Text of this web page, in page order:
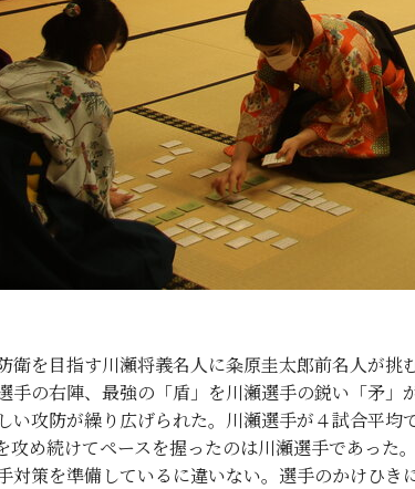
衛を目指す川瀬将義名人に粂原圭太郎前名人が
手の右陣、最強の「盾」を川瀬選手の鋭い「矛
い攻防が繰り広げられた。川瀬選手が４試合平
攻め続けてペースを握ったのは川瀬選手であっ
対策を準備しているに違いない。選手のかけひき